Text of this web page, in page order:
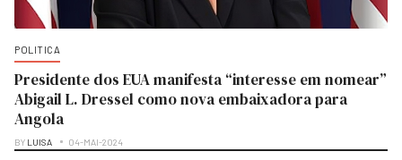
POLITICA
Presidente dos EUA manifesta “interesse em nomear”
Abigail L. Dressel como nova embaixadora para
Angola
BY LUISA 04-MAI-2024